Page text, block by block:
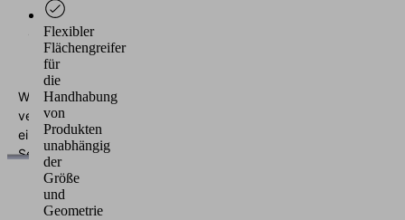
Vimeo-
Service zu
laden!
Wir
verwenden
einen
Service
eines
Drittanbieters,
Flexibler
Flächengreifer
für
die
Handhabung
von
Produkten
unabhängig
der
Größe
und
Geometrie